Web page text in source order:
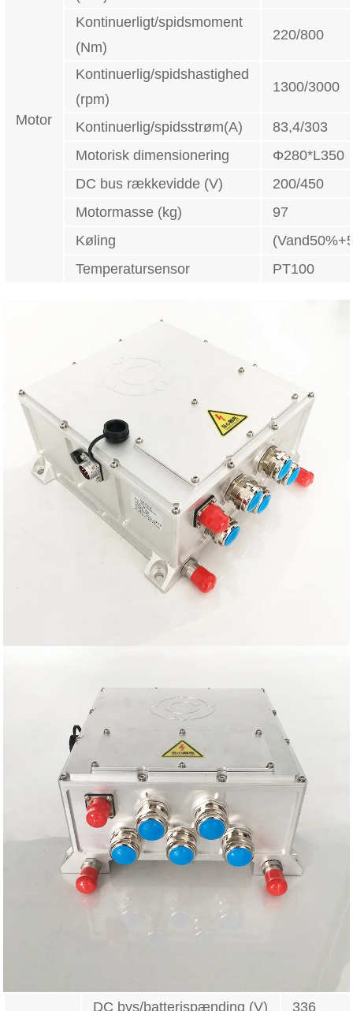
Motor
Kontinuerligt/spidsmoment
(Nm)
220/800
Kontinuerlig/spidshastighed
(rpm)
1300/3000
Kontinuerlig/spidsstrøm(A)
83,4/303
Motorisk dimensionering
Φ280*L350
DC bus rækkevidde (V)
200/450
Motormasse (kg)
97
Køling
Temperatursensor
PT100
DC bys/batterispænding (V)
336